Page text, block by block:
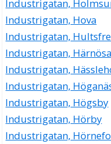
Industrigatan,
Industrigatan, Hova
Industrigatan,
Industrigatan,
Industrigatan,
Industrigatan,
Industrigatan, Högsby
Industrigatan, Hörby
Industrigatan,